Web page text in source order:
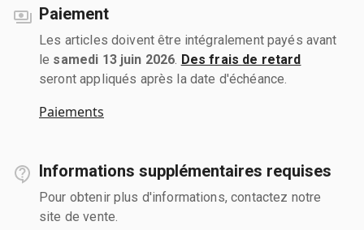
Paiement
Les articles doivent être intégralement payés avant
le samedi 13 juin 2026 Des frais de retard
seront appliqués après la date d'échéance.
Paiements
Informations supplémentaires requises
Pour obtenir plus d'informations, contactez notre
site de vente.